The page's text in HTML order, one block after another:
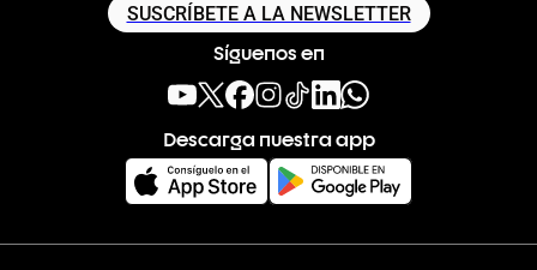
SUSCRÍBETE A LA NEWSLETTER
Síguenos en
Descarga nuestra app